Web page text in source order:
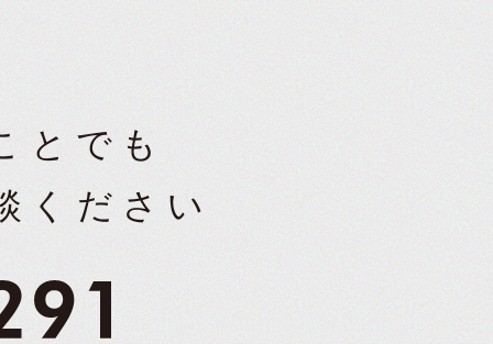
とでも
ください